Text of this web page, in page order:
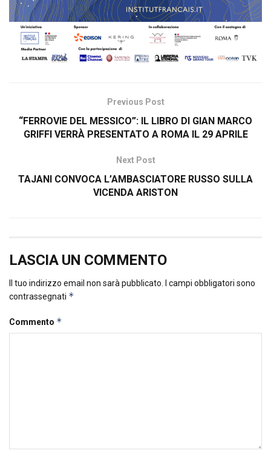
Previous Post
“FERROVIE DEL MESSICO”: IL LIBRO DI GIAN MARCO
GRIFFI VERRÀ PRESENTATO A ROMA IL 29 APRILE
Next Post
TAJANI CONVOCA L’AMBASCIATORE RUSSO SULLA
VICENDA ARISTON
LASCIA UN COMMENTO
Il tuo indirizzo email non sarà pubblicato. I campi obbligatori sono
contrassegnati *
Commento *